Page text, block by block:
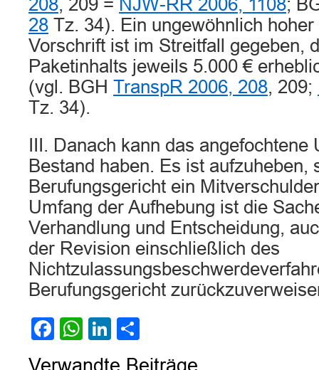
208, 209 = NJW-RR 2006, 1108;
28 Tz. 34). Ein ungewöhnlich
Vorschrift ist im Streitfall gegeben,
Paketinhalts jeweils 5.000 €
(vgl. BGH TranspR 2006, 208, 209;
Tz. 34).
III. Danach kann das angefochtene
Bestand haben. Es ist aufzuheben,
Berufungsgericht ein
Umfang der Aufhebung ist die
Verhandlung und Entscheidung,
der Revision einschließlich des
Berufungsgericht
Facebook
WhatsApp
LinkedIn
Verwandte Beiträge